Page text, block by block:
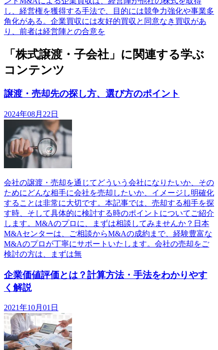
し、経営権を獲得する手法で、目的には競争力強化や事業多
角化がある。企業買収には友好的買収と同意なき買収があ
り、前者は経営陣との合意を
「株式譲渡・子会社」に関連する学ぶ
コンテンツ
譲渡・売却先の探し方、選び方のポイント
2024年08月22日
会社の譲渡・売却を通じてどういう会社になりたいか、その
ためにどんな相手に会社を売却したいか、イメージし明確化
することは非常に大切です。本記事では、売却する相手を探
す時、そして具体的に検討する時のポイントについてご紹介
します。M&Aのプロに、まずは相談してみませんか？日本
M&Aセンターは、ご相談からM&Aの成約まで、経験豊富な
M&Aのプロが丁寧にサポートいたします。会社の売却をご
検討の方は、まずは無
企業価値評価とは？計算方法・手法をわかりやす
く解説
2021年10月01日